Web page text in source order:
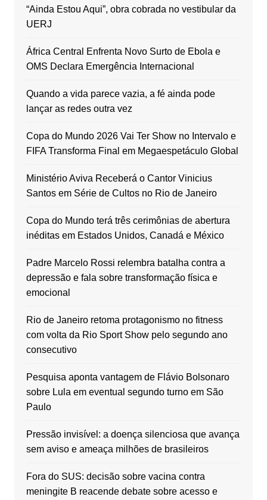
“Ainda Estou Aqui”, obra cobrada no vestibular da
UERJ
África Central Enfrenta Novo Surto de Ebola e
OMS Declara Emergência Internacional
Quando a vida parece vazia, a fé ainda pode
lançar as redes outra vez
Copa do Mundo 2026 Vai Ter Show no Intervalo e
FIFA Transforma Final em Megaespetáculo Global
Ministério Aviva Receberá o Cantor Vinicius
Santos em Série de Cultos no Rio de Janeiro
Copa do Mundo terá três cerimônias de abertura
inéditas em Estados Unidos, Canadá e México
Padre Marcelo Rossi relembra batalha contra a
depressão e fala sobre transformação física e
emocional
Rio de Janeiro retoma protagonismo no fitness
com volta da Rio Sport Show pelo segundo ano
consecutivo
Pesquisa aponta vantagem de Flávio Bolsonaro
sobre Lula em eventual segundo turno em São
Paulo
Pressão invisível: a doença silenciosa que avança
sem aviso e ameaça milhões de brasileiros
Fora do SUS: decisão sobre vacina contra
meningite B reacende debate sobre acesso e